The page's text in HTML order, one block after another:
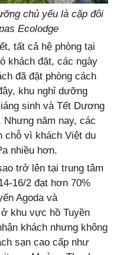
chủ yếu là cặp đôi
Ecolodge
tất cả hệ phòng tại
khách đặt, các ngày
đã đặt phòng cách
khu nghỉ dưỡng
sinh và Tết Dương
Nhưng năm nay, các
chỗ vì khách Việt du
nhiều hơn.
trở lên tại trung tâm
16/2 đạt hơn 70%
Agoda và
khu vực hồ Tuyền
khách nhưng không
sạn cao cấp như